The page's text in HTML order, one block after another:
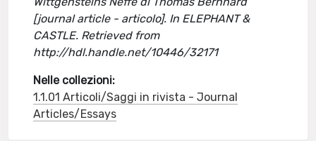
[journal article - articolo]. In ELEPHANT &
CASTLE. Retrieved from
http://hdl.handle.net/10446/32171
Nelle collezioni:
1.1.01 Articoli/Saggi in rivista - Journal
Articles/Essays